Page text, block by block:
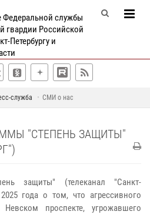
Федеральной службы
гвардии Российской
Петербургу и
служба СМИ о нас
"СТЕПЕНЬ ЗАЩИТЫ"
защиты" (телеканал "Санкт-
года о том, что агрессивного
проспекте, угрожавшего